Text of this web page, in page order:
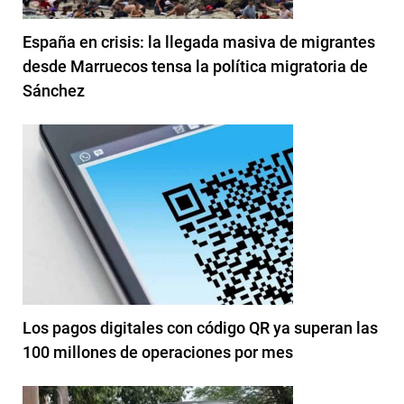
España en crisis: la llegada masiva de migrantes
desde Marruecos tensa la política migratoria de
Sánchez
Los pagos digitales con código QR ya superan las
100 millones de operaciones por mes